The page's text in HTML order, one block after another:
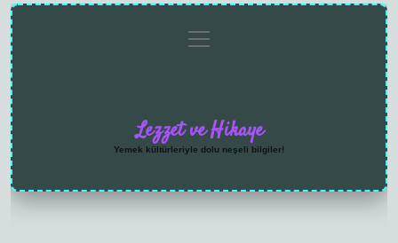
menüyü
aç
Lezzet ve Hikaye
Yemek kültürleriyle dolu neşeli bilgiler!